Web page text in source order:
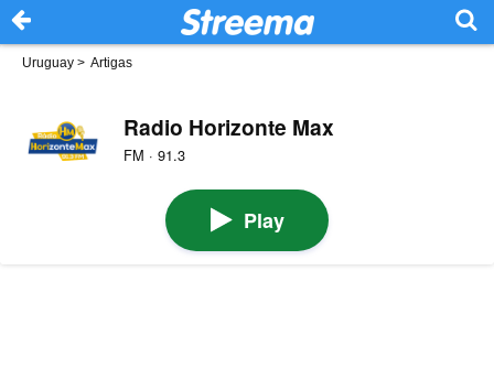
Uruguay > Artigas
Radio Horizonte Max
FM · 91.3
Play